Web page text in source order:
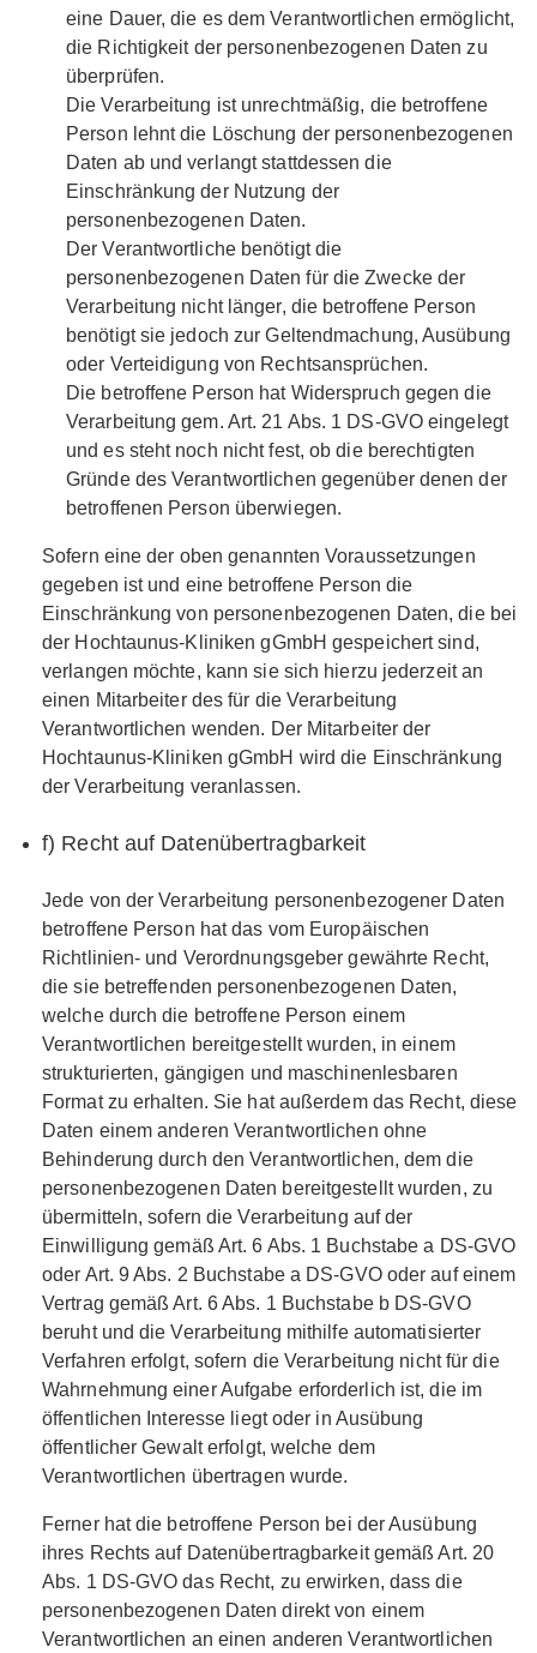
eine Dauer, die es dem Verantwortlichen ermöglicht,
die Richtigkeit der personenbezogenen Daten zu
überprüfen.
Die Verarbeitung ist unrechtmäßig, die betroffene
Person lehnt die Löschung der personenbezogenen
Daten ab und verlangt stattdessen die
Einschränkung der Nutzung der
personenbezogenen Daten.
Der Verantwortliche benötigt die
personenbezogenen Daten für die Zwecke der
Verarbeitung nicht länger, die betroffene Person
benötigt sie jedoch zur Geltendmachung, Ausübung
oder Verteidigung von Rechtsansprüchen.
Die betroffene Person hat Widerspruch gegen die
Verarbeitung gem. Art. 21 Abs. 1 DS-GVO eingelegt
und es steht noch nicht fest, ob die berechtigten
Gründe des Verantwortlichen gegenüber denen der
betroffenen Person überwiegen.
Sofern eine der oben genannten Voraussetzungen
gegeben ist und eine betroffene Person die
Einschränkung von personenbezogenen Daten, die bei
der Hochtaunus-Kliniken gGmbH gespeichert sind,
verlangen möchte, kann sie sich hierzu jederzeit an
einen Mitarbeiter des für die Verarbeitung
Verantwortlichen wenden. Der Mitarbeiter der
Hochtaunus-Kliniken gGmbH wird die Einschränkung
der Verarbeitung veranlassen.
f) Recht auf Datenübertragbarkeit
Jede von der Verarbeitung personenbezogener Daten
betroffene Person hat das vom Europäischen
Richtlinien- und Verordnungsgeber gewährte Recht,
die sie betreffenden personenbezogenen Daten,
welche durch die betroffene Person einem
Verantwortlichen bereitgestellt wurden, in einem
strukturierten, gängigen und maschinenlesbaren
Format zu erhalten. Sie hat außerdem das Recht, diese
Daten einem anderen Verantwortlichen ohne
Behinderung durch den Verantwortlichen, dem die
personenbezogenen Daten bereitgestellt wurden, zu
übermitteln, sofern die Verarbeitung auf der
Einwilligung gemäß Art. 6 Abs. 1 Buchstabe a DS-GVO
oder Art. 9 Abs. 2 Buchstabe a DS-GVO oder auf einem
Vertrag gemäß Art. 6 Abs. 1 Buchstabe b DS-GVO
beruht und die Verarbeitung mithilfe automatisierter
Verfahren erfolgt, sofern die Verarbeitung nicht für die
Wahrnehmung einer Aufgabe erforderlich ist, die im
öffentlichen Interesse liegt oder in Ausübung
öffentlicher Gewalt erfolgt, welche dem
Verantwortlichen übertragen wurde.
Ferner hat die betroffene Person bei der Ausübung
ihres Rechts auf Datenübertragbarkeit gemäß Art. 20
Abs. 1 DS-GVO das Recht, zu erwirken, dass die
personenbezogenen Daten direkt von einem
Verantwortlichen an einen anderen Verantwortlichen